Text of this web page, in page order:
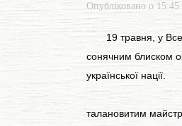
Опубліковано о 15:45
19 травня, у
сонячним блиском
української нації.
талановитим